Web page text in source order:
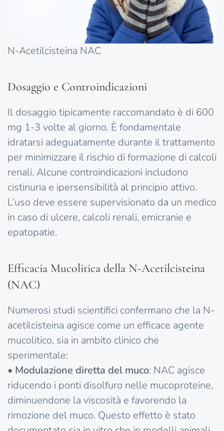
N-Acetilcisteina NAC
Dosaggio e Controindicazioni
Il dosaggio tipicamente raccomandato è di 600
mg 1-3 volte al giorno. È fondamentale
idratarsi adeguatamente durante il trattamento
per minimizzare il rischio di formazione di calcoli
renali. Alcune controindicazioni includono
cistinuria e ipersensibilità al principio attivo.
L’uso deve essere supervisionato da un medico
in caso di ulcere, calcoli renali, emicranie e
epatopatie.
Efficacia Mucolitica della N-Acetilcisteina
(NAC)
Numerosi studi scientifici confermano che la N-
acetilcisteina agisce come un efficace agente
mucolitico, sia in ambito clinico che
sperimentale:
• Modulazione diretta del muco: NAC agisce
riducendo i ponti disolfuro nelle mucoproteine,
diminuendone la viscosità e favorendo la
rimozione del muco. Questo effetto è stato